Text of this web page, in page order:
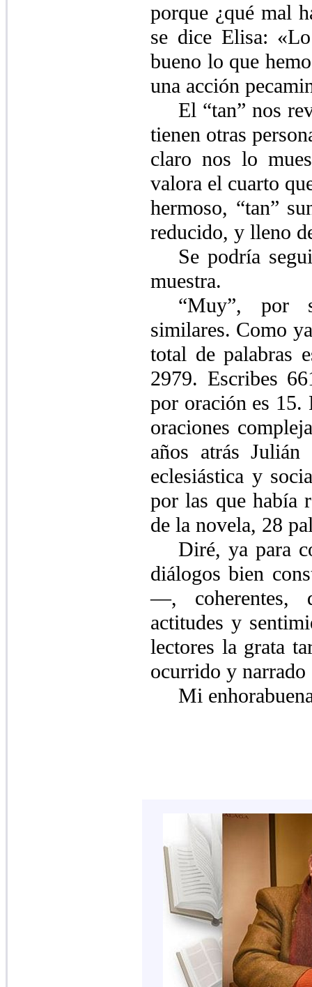
porque ¿qué mal
se dice Elisa:
bueno lo que
una acción
El “tan” nos
tienen otras
claro nos lo
valora el cuarto
hermoso, “tan”
reducido, y lleno
Se podría
muestra.
“Muy”, por
similares. Como
total de palabras
2979. Escribes
por oración es 15.
oraciones
años atrás
eclesiástica y
por las que había
de la novela, 28
Diré, ya para
diálogos bien
—, coherentes,
actitudes y
lectores la grata
ocurrido y narrado
Mi